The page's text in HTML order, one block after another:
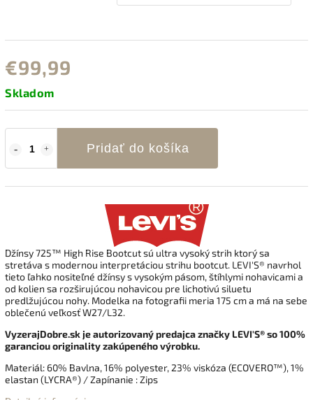
€99,99
Skladom
Pridať do košíka
Džínsy725™ High Rise Bootcut sú ultra vysoký strih ktorý sa
stretáva s modernou interpretáciou strihu bootcut. LEVI'S® navrhol
tieto ľahko nositeľné džínsy s vysokým pásom, štíhlymi nohavicami a
od kolien sa rozširujúcou nohavicou pre lichotivú siluetu
predlžujúcou nohy. Modelka na fotografii meria 175 cm a má na sebe
oblečenú veľkosť W27/L32.
VyzerajDobre.sk je autorizovaný predajca značky LEVI'S® so 100%
garanciou originality zakúpeného výrobku.
Materiál: 60% Bavlna, 16% polyester,23% viskóza (ECOVERO™),1%
elastan (LYCRA®) / Zapínanie : Zips